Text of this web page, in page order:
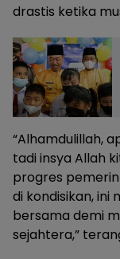
drastis ketika
“Alhamdulillah,
tadi insya Allah
progres
di kondisikan, ini
bersama demi
sejahtera,”